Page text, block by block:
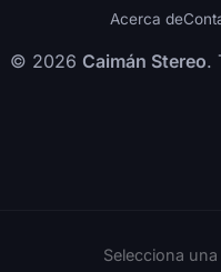
Acerca de
© 2026 Caimán Stereo.
Selecciona